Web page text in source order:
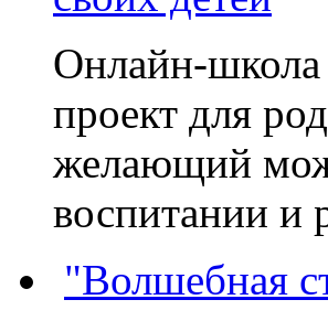
Онлайн-школа
проект для
желающий
воспитании и
"Волшебная